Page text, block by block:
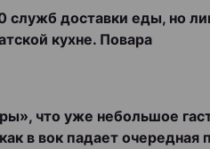
служб доставки еды, но
кухне. Повара
что уже небольшое
в вок падает очередная